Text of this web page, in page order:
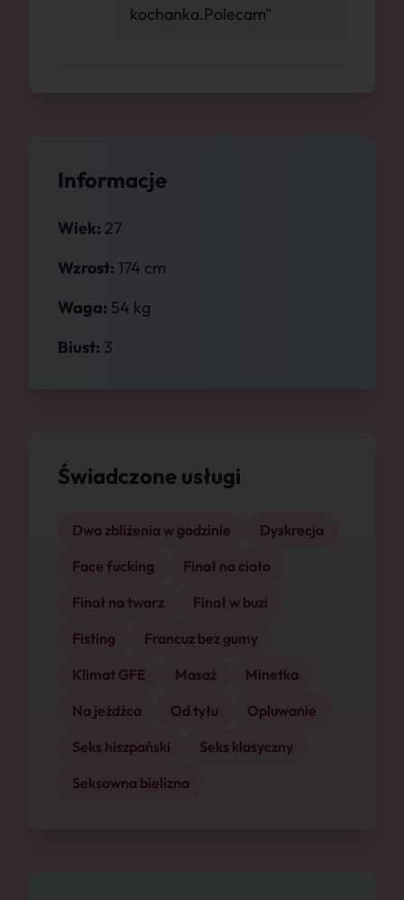
Informacje
Wiek: 27
Wzrost: 174 cm
Waga: 54 kg
Biust: 3
Świadczone usługi
Dwa zbliżenia w godzinie
Dyskrecja
Face fucking
Finał na ciało
Finał na twarz
Finał w buzi
Fisting
Francuz bez gumy
Klimat GFE
Masaż
Minetka
Na jeźdźca
Od tyłu
Opluwanie
Seks hiszpański
Seks klasyczny
Seksowna bielizna
kochanka.Polecam"